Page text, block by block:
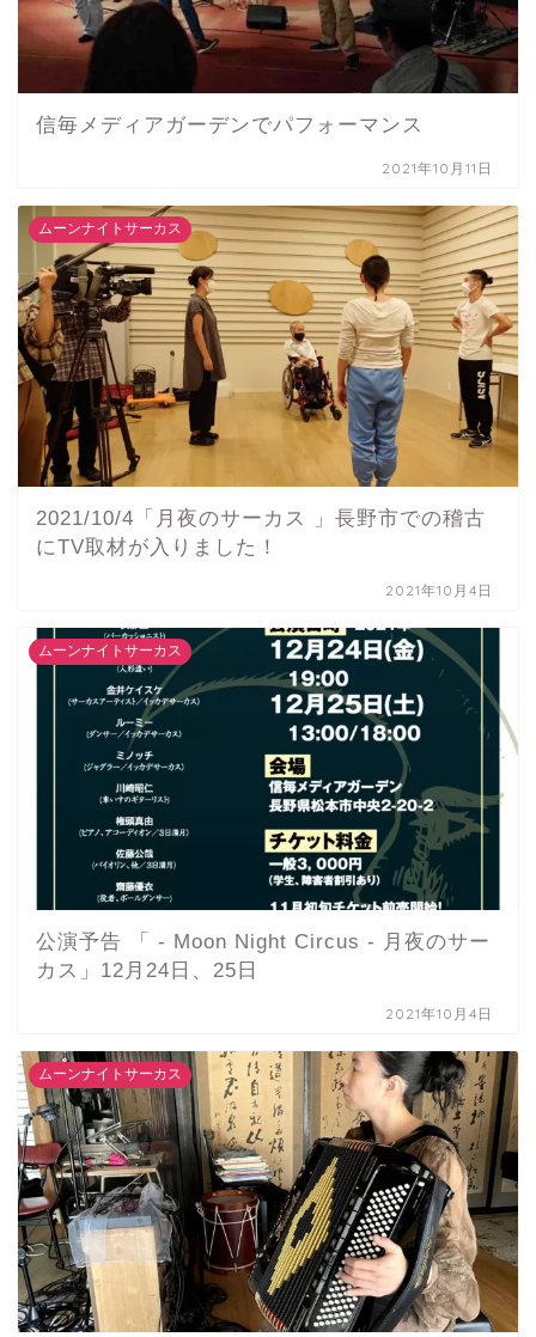
信毎メディアガーデンでパフォーマンス
2021年10月11日
ムーンナイトサーカス
2021/10/4「月夜のサーカス 」長野市での稽古
にTV取材が入りました！
2021年10月4日
ムーンナイトサーカス
公演予告 「 - Moon Night Circus - 月夜のサー
カス」12月24日、25日
2021年10月4日
ムーンナイトサーカス